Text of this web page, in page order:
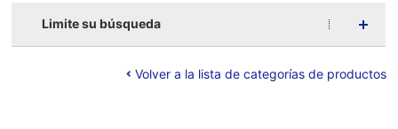
Limite su búsqueda
Volver a la lista de categorías de productos